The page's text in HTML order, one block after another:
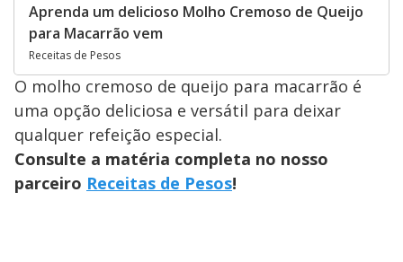
Aprenda um delicioso Molho Cremoso de Queijo
para Macarrão vem
Receitas de Pesos
O molho cremoso de queijo para macarrão é
uma opção deliciosa e versátil para deixar
qualquer refeição especial.
Consulte a matéria completa no nosso
parceiro Receitas de Pesos!